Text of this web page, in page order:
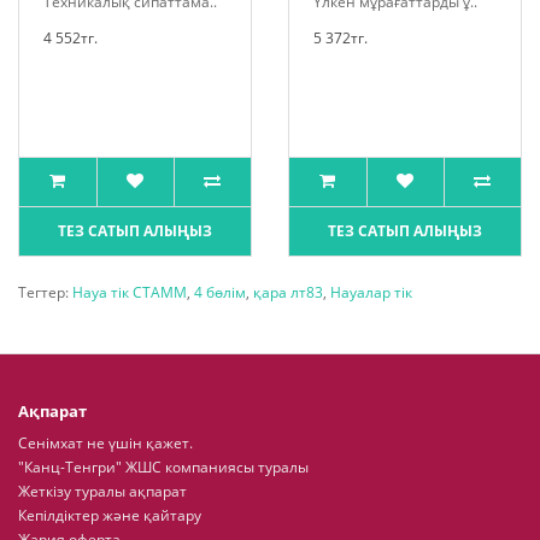
4 552тг.
ТЕЗ САТЫП АЛЫҢЫЗ
5 372тг.
ТЕЗ САТЫП АЛЫҢЫЗ
Тегтер: Науа тік СТАММ, 4 бөлім, қара лт83, Науалар тік
Ақпарат
Сенімхат не үшін қажет.
"Канц-Тенгри" ЖШС компаниясы туралы
Жеткізу туралы ақпарат
Кепілдіктер және қайтару